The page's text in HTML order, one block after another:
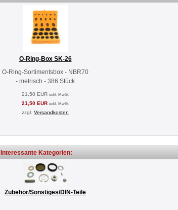
O-Ring-Box SK-26
O-Ring-Sortimentsbox - NBR70
- metrisch - 386 Stück
21,50 EUR exkl. MwSt.
21,50 EUR exkl. MwSt.
zzgl. Versandkosten
Interessante Kategorien:
Zubehör/Sonstiges/DIN-Teile